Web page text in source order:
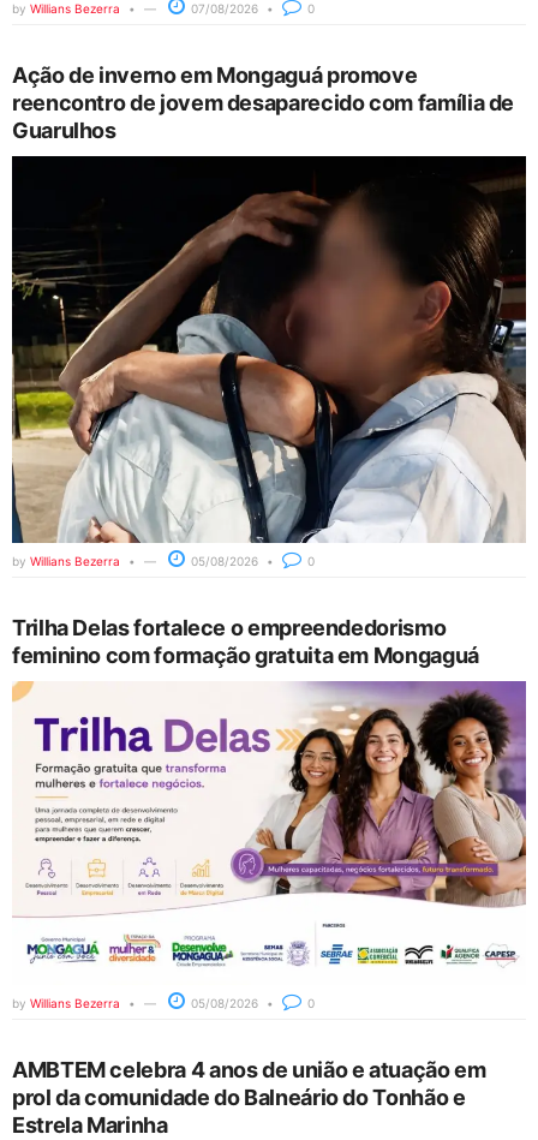
by Willians Bezerra 07/08/2026 0
Ação de inverno em Mongaguá promove
reencontro de jovem desaparecido com família de
Guarulhos
by Willians Bezerra 05/08/2026 0
Trilha Delas fortalece o empreendedorismo
feminino com formação gratuita em Mongaguá
by Willians Bezerra 05/08/2026 0
AMBTEM celebra 4 anos de união e atuação em
prol da comunidade do Balneário do Tonhão e
Estrela Marinha